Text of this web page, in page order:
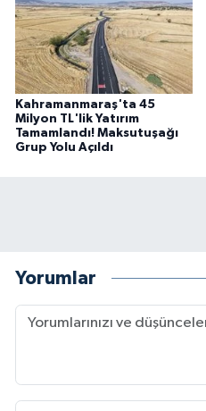
Kahramanmaraş'ta 45
Milyon TL'lik Yatırım
Tamamlandı! Maksutuşağı
Grup Yolu Açıldı
Yorumlar